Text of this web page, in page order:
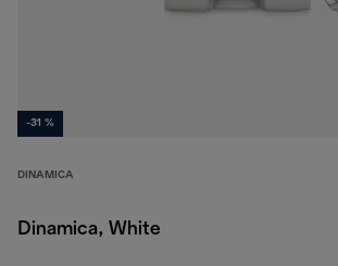
-31 %
DINAMICA
Dinamica, White